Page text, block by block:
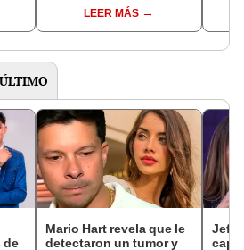
cumpleaños
LEER MÁS
de
Mario Hart revela que le
detectaron un tumor y